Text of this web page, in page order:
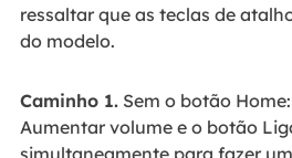
ressaltar que as teclas de
do modelo.
Caminho 1.Sem o botão
Aumentar volume e o botão
simultaneamente para fazer